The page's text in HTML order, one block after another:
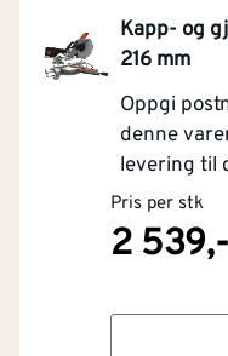
Kapp- og
216 mm
Oppgi
denne
levering til
Pris per stk
2 539,-